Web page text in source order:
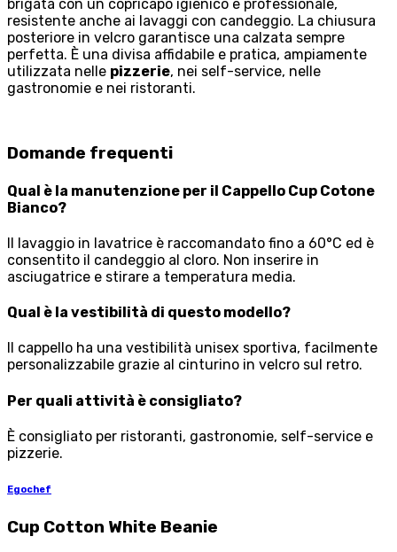
brigata con un copricapo igienico e professionale,
resistente anche ai lavaggi con candeggio. La chiusura
posteriore in velcro garantisce una calzata sempre
perfetta. È una divisa affidabile e pratica, ampiamente
utilizzata nelle pizzerie, nei self-service, nelle
gastronomie e nei ristoranti.
Domande frequenti
Qual è la manutenzione per il Cappello Cup Cotone
Bianco?
Il lavaggio in lavatrice è raccomandato fino a 60°C ed è
consentito il candeggio al cloro. Non inserire in
asciugatrice e stirare a temperatura media.
Qual è la vestibilità di questo modello?
Il cappello ha una vestibilità unisex sportiva, facilmente
personalizzabile grazie al cinturino in velcro sul retro.
Per quali attività è consigliato?
È consigliato per ristoranti, gastronomie, self-service e
pizzerie.
Egochef
Cup Cotton White Beanie